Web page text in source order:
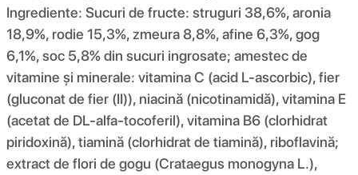
Ingrediente: Sucuri de fructe: struguri 38,6%, aronia
18,9%, rodie 15,3%, zmeura 8,8%, afine 6,3%, gog
6,1%, soc 5,8% din sucuri ingrosate; amestec de
vitamine și minerale: vitamina C (acid L-ascorbic), fier
(gluconat de fier (II)), niacină (nicotinamidă), vitamina E
(acetat de DL-alfa-tocoferil), vitamina B6 (clorhidrat
piridoxină), tiamină (clorhidrat de tiamină), riboflavină;
extract de flori de gogu (Crataegus monogyna L.),